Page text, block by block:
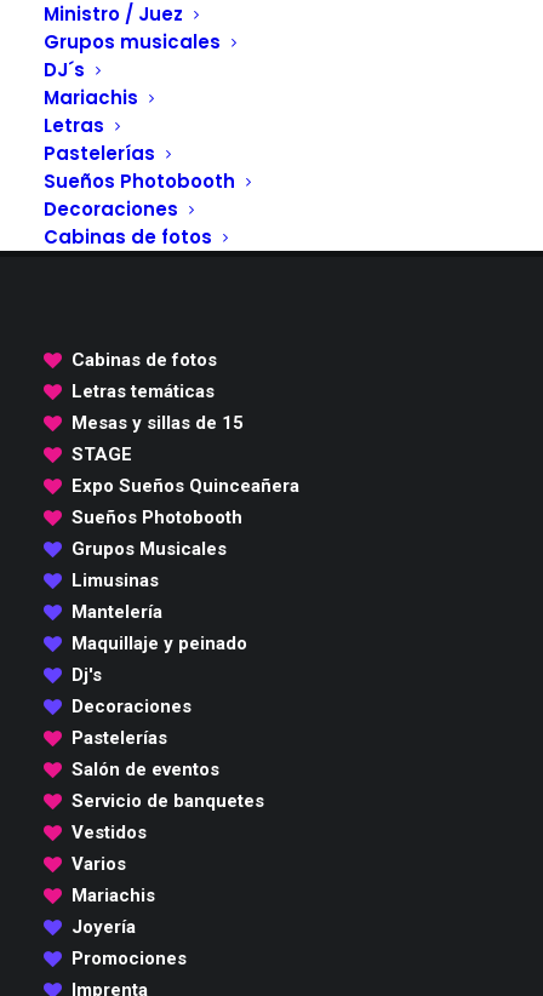
Ministro / Juez
Grupos musicales
DJ´s
Mariachis
Letras
Pastelerías
Sueños Photobooth
Decoraciones
Cabinas de fotos
Cabinas de fotos
Letras temáticas
Mesas y sillas de 15
STAGE
Expo Sueños Quinceañera
Sueños Photobooth
Grupos Musicales
Limusinas
Mantelería
Maquillaje y peinado
Dj's
Decoraciones
Pastelerías
Salón de eventos
Servicio de banquetes
Vestidos
Varios
Mariachis
Joyería
Promociones
Imprenta